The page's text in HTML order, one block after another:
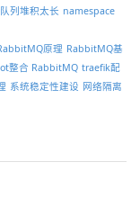
列堆积太长 namespace
原理 RabbitMQ基
整合 RabbitMQ traefik配
系统稳定性建设 网络隔离